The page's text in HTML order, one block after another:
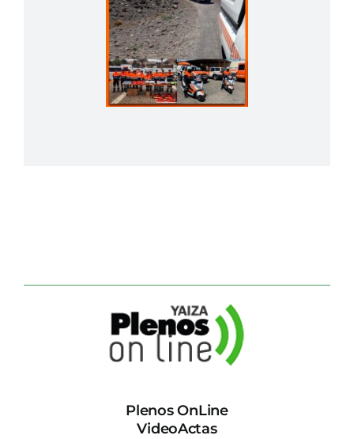
Plenos OnLine
VideoActas